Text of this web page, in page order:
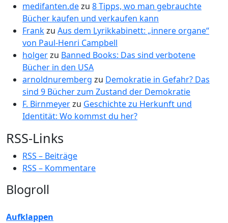
medifanten.dezu 8 Tipps, wo man gebrauchte
Bücher kaufen und verkaufen kann
Frankzu Aus dem Lyrikkabinett: „innere organe“
von Paul-Henri Campbell
holgerzu Banned Books: Das sind verbotene
Bücher in den USA
arnoldnuremberg zu Demokratie in Gefahr? Das
sind 9 Bücher zum Zustand der Demokratie
F. Birnmeyerzu Geschichte zu Herkunft und
Identität: Wo kommst du her?
RSS-Links
RSS – Beiträge
RSS – Kommentare
Blogroll
Aufklappen